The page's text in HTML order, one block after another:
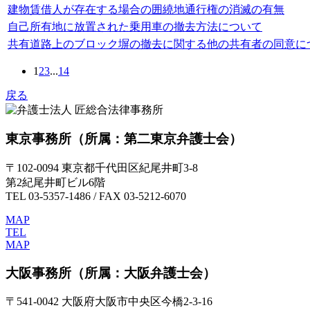
建物賃借人が存在する場合の囲繞地通行権の消滅の有無
自己所有地に放置された乗用車の撤去方法について
共有道路上のブロック塀の撤去に関する他の共有者の同意に
1 23...14
戻る
東京事務所 （所属：第二東京弁護士会）
〒102-0094 東京都千代田区紀尾井町3-8
第2紀尾井町ビル6階
TEL 03-5357-1486 / FAX 03-5212-6070
MAP
TEL
MAP
大阪事務所 （所属：大阪弁護士会）
〒541-0042 大阪府大阪市中央区今橋2-3-16